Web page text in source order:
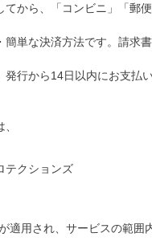
から、「コンビニ」「郵便
簡単な決済方法です。請求
発行から14日以内にお支払
テクションズ
適用され、サービスの範囲